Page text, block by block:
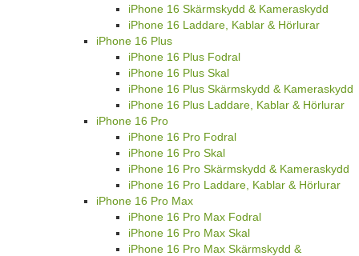
iPhone 16 Skärmskydd & Kameraskydd
iPhone 16 Laddare, Kablar & Hörlurar
iPhone 16 Plus
iPhone 16 Plus Fodral
iPhone 16 Plus Skal
iPhone 16 Plus Skärmskydd & Kameraskydd
iPhone 16 Plus Laddare, Kablar & Hörlurar
iPhone 16 Pro
iPhone 16 Pro Fodral
iPhone 16 Pro Skal
iPhone 16 Pro Skärmskydd & Kameraskydd
iPhone 16 Pro Laddare, Kablar & Hörlurar
iPhone 16 Pro Max
iPhone 16 Pro Max Fodral
iPhone 16 Pro Max Skal
iPhone 16 Pro Max Skärmskydd &